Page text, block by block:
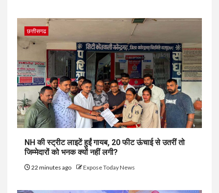
छत्तीसगढ
NH की स्ट्रीट लाइटें हुईं गायब, 20 फीट ऊंचाई से उतरीं तो
जिम्मेदारों को भनक क्यों नहीं लगी?
22 minutes ago Expose Today News